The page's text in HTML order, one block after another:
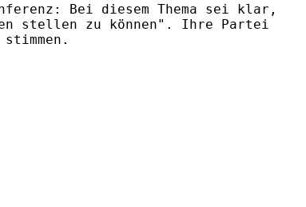
Bei diesem Thema sei klar,
stellen zu können". Ihre Partei